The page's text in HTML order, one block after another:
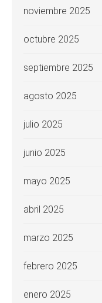
noviembre 2025
octubre 2025
septiembre 2025
agosto 2025
julio 2025
junio 2025
mayo 2025
abril 2025
marzo 2025
febrero 2025
enero 2025